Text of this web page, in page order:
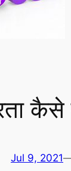
Jul 9, 2021